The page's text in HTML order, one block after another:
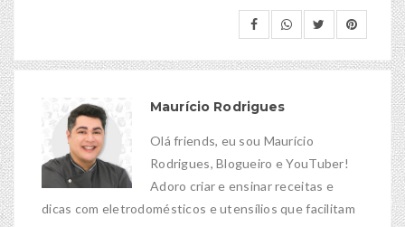
Maurício Rodrigues
Olá friends, eu sou Maurício
Rodrigues, Blogueiro e YouTuber!
Adoro criar e ensinar receitas e
dicas com eletrodomésticos e utensílios que facilitam